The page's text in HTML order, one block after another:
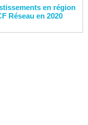
en région
Réseau en 2020